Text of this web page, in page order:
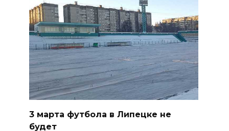
3 марта футбола в Липецке не
будет